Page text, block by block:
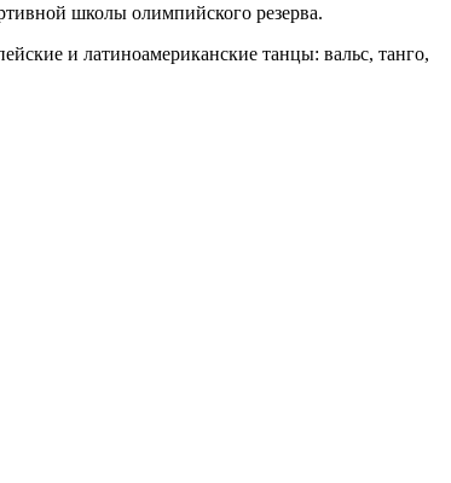
школы олимпийского резерва.
и латиноамериканские танцы: вальс, танго,